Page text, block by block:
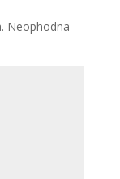
Neophodna